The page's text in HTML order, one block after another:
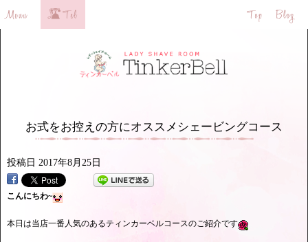
お式をお控えの方にオススメシェービングコース
投稿日 2017年8月25日
こんにちわ~
本日は当店一番人気のあるティンカーベルコースのご紹介です